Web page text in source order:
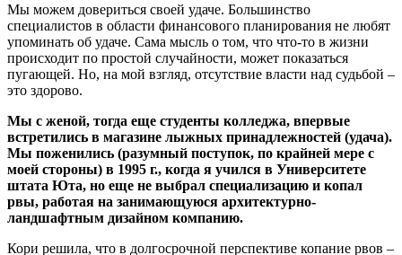
Мы можем довериться своей удаче. Большинство
специалистов в области финансового планирования не любят
упоминать об удаче. Сама мысль о том, что что-то в жизни
происходит по простой случайности, может показаться
пугающей. Но, на мой взгляд, отсутствие власти над судьбой –
это здорово.
Мы с женой, тогда еще студенты колледжа, впервые
встретились в магазине лыжных принадлежностей (удача).
Мы поженились (разумный поступок, по крайней мере с
моей стороны) в 1995 г., когда я учился в Университете
штата Юта, но еще не выбрал специализацию и копал
рвы, работая на занимающуюся архитектурно-
ландшафтным дизайном компанию.
Кори решила, что в долгосрочной перспективе копание рвов –